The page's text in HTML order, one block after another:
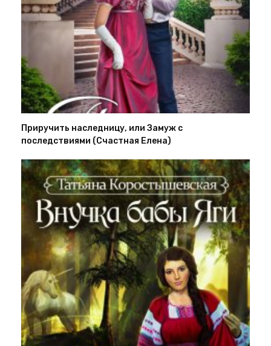
Приручить наследницу, или Замуж с
последствиями (Счастная Елена)